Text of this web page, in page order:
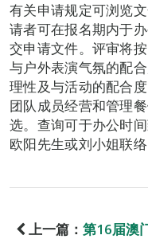
有关申请规定可浏览
请者可在报名期内于
交申请文件。评审将
与户外表演气氛的配
理性及与活动的配合
团队成员经营和管理
选。查询可于办公时
欧阳先生或刘小姐联络
上一篇： 第16届澳